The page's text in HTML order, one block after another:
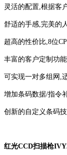
灵活的配置,根据客
舒适的手感,完美的人
超高的性价比,8位
丰富的客户定制功能
可实现一对多组网,
增加条码数据/指令
创新的自定义条码
红光CCD扫描枪